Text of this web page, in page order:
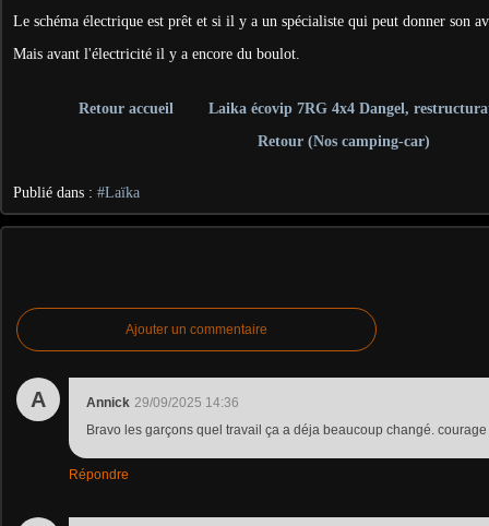
Le schéma électrique est prêt et si il y a un spécialiste qui peut donner son
Mais avant l'électricité il y a encore du boulot.
Retour accueil
Laika écovip 7RG 4x4 Dangel,
Retour (Nos camping-car)
Publié dans : #Laïka
Ajouter un commentaire
A Annick 29/09/2025 14:36
Bravo les garçons quel travail ça a déja beaucoup changé.
Répondre